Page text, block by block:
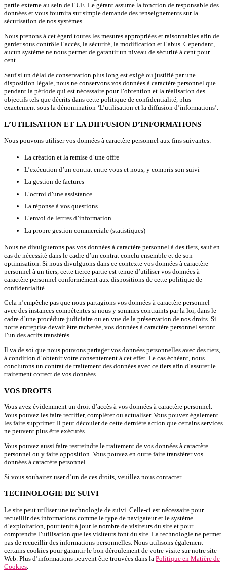
partie externe au sein de l’UE. Le gérant assume la fonction de responsable des
données et vous fournira sur simple demande des renseignements sur la
sécurisation de nos systèmes.
Nous prenons à cet égard toutes les mesures appropriées et raisonnables afin de
garder sous contrôle l’accès, la sécurité, la modification et l’abus. Cependant,
aucun système ne nous permet de garantir un niveau de sécurité à cent pour
cent.
Sauf si un délai de conservation plus long est exigé ou justifié par une
disposition légale, nous ne conservons vos données à caractère personnel que
pendant la période qui est nécessaire pour l’obtention et la réalisation des
objectifs tels que décrits dans cette politique de confidentialité, plus
exactement sous la dénomination ‘L’utilisation et la diffusion d’informations’.
L’UTILISATION ET LA DIFFUSION D’INFORMATIONS
Nous pouvons utiliser vos données à caractère personnel aux fins suivantes:
La création et la remise d’une offre
L’exécution d’un contrat entre vous et nous, y compris son suivi
La gestion de factures
L’octroi d’une assistance
La réponse à vos questions
L’envoi de lettres d’information
La propre gestion commerciale (statistiques)
Nous ne divulguerons pas vos données à caractère personnel à des tiers, sauf en
cas de nécessité dans le cadre d’un contrat conclu ensemble et de son
optimisation. Si nous divulguons dans ce contexte vos données à caractère
personnel à un tiers, cette tierce partie est tenue d’utiliser vos données à
caractère personnel conformément aux dispositions de cette politique de
confidentialité.
Cela n’empêche pas que nous partagions vos données à caractère personnel
avec des instances compétentes si nous y sommes contraints par la loi, dans le
cadre d’une procédure judiciaire ou en vue de la préservation de nos droits. Si
notre entreprise devait être rachetée, vos données à caractère personnel seront
l’un des actifs transférés.
Il va de soi que nous pouvons partager vos données personnelles avec des tiers,
à condition d’obtenir votre consentement à cet effet. Le cas échéant, nous
conclurons un contrat de traitement des données avec ce tiers afin d’assurer le
traitement correct de vos données.
VOS DROITS
Vous avez évidemment un droit d’accès à vos données à caractère personnel.
Vous pouvez les faire rectifier, compléter ou actualiser. Vous pouvez également
les faire supprimer. Il peut découler de cette dernière action que certains services
ne peuvent plus être exécutés.
Vous pouvez aussi faire restreindre le traitement de vos données à caractère
personnel ou y faire opposition. Vous pouvez en outre faire transférer vos
données à caractère personnel.
Si vous souhaitez user d’un de ces droits, veuillez nous contacter.
TECHNOLOGIE DE SUIVI
Le site peut utiliser une technologie de suivi. Celle-ci est nécessaire pour
recueillir des informations comme le type de navigateur et le système
d’exploitation, pour tenir à jour le nombre de visiteurs du site et pour
comprendre l’utilisation que les visiteurs font du site. La technologie ne permet
pas de recueillir des informations personnelles. Nous utilisons également
certains cookies pour garantir le bon déroulement de votre visite sur notre site
Web. Plus d’informations peuvent être trouvées dans la Politique en Matière de
Cookies